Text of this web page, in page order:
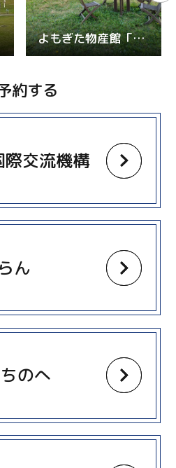
よもぎた物産館「マルシェよもぎた」
約する
交流機構
ん
のへ